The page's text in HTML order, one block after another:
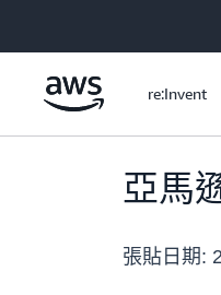
re:Invent
亞馬
張貼日期: